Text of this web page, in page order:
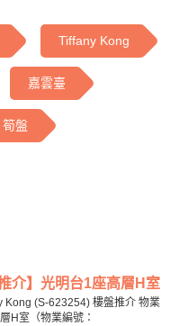
Tiffany Kong
嘉雲臺
筍盤
介】光明台1座高層H室
Kong (S-623254) 樓盤推介 物業
H室（物業編號：